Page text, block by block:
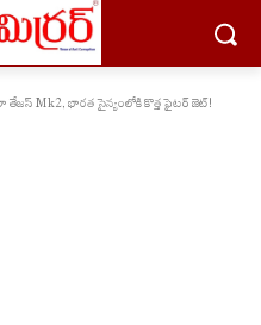
తేజస్ Mk2, భారత సైన్యంలోకి కొత్త ఫైటర్ జెట్!